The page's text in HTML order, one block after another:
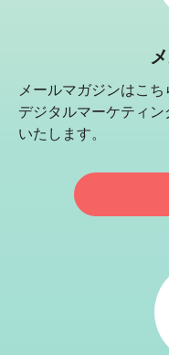
メールマガジンはこち
デジタルマーケティ
いたします。